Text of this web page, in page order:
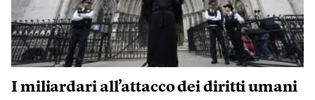
I miliardari all’attacco dei diritti umani